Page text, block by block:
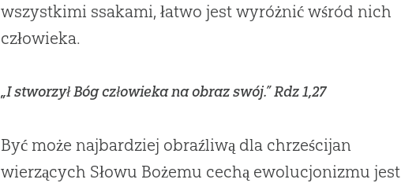
wszystkimi ssakami, łatwo jest wyróżnić wśród nich
człowieka.
„I stworzył Bóg człowieka na obraz swój.” Rdz 1,27
Być może najbardziej obraźliwą dla chrześcijan
wierzących Słowu Bożemu cechą ewolucjonizmu jest